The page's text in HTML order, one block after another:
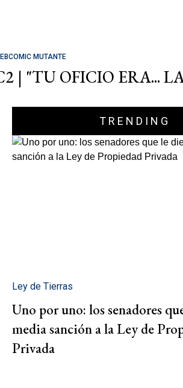
MUTANTE
| "TU OFICIO ERA...
TRENDING
Ley de Tierras
Uno por uno: los senadores
media sanción a la Ley de
Privada